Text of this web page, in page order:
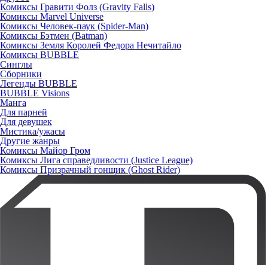
Комиксы Гравити Фолз (Gravity Falls)
Комиксы Marvel Universe
Комиксы Человек-паук (Spider-Man)
Комиксы Бэтмен (Batman)
Комиксы Земля Королей Федора Нечитайло
Комиксы BUBBLE
Синглы
Сборники
Легенды BUBBLE
BUBBLE Visions
Манга
Для парней
Для девушек
Мистика/ужасы
Другие жанры
Комиксы Майор Гром
Комиксы Лига справедливости (Justice League)
Комиксы Призрачный гонщик (Ghost Rider)